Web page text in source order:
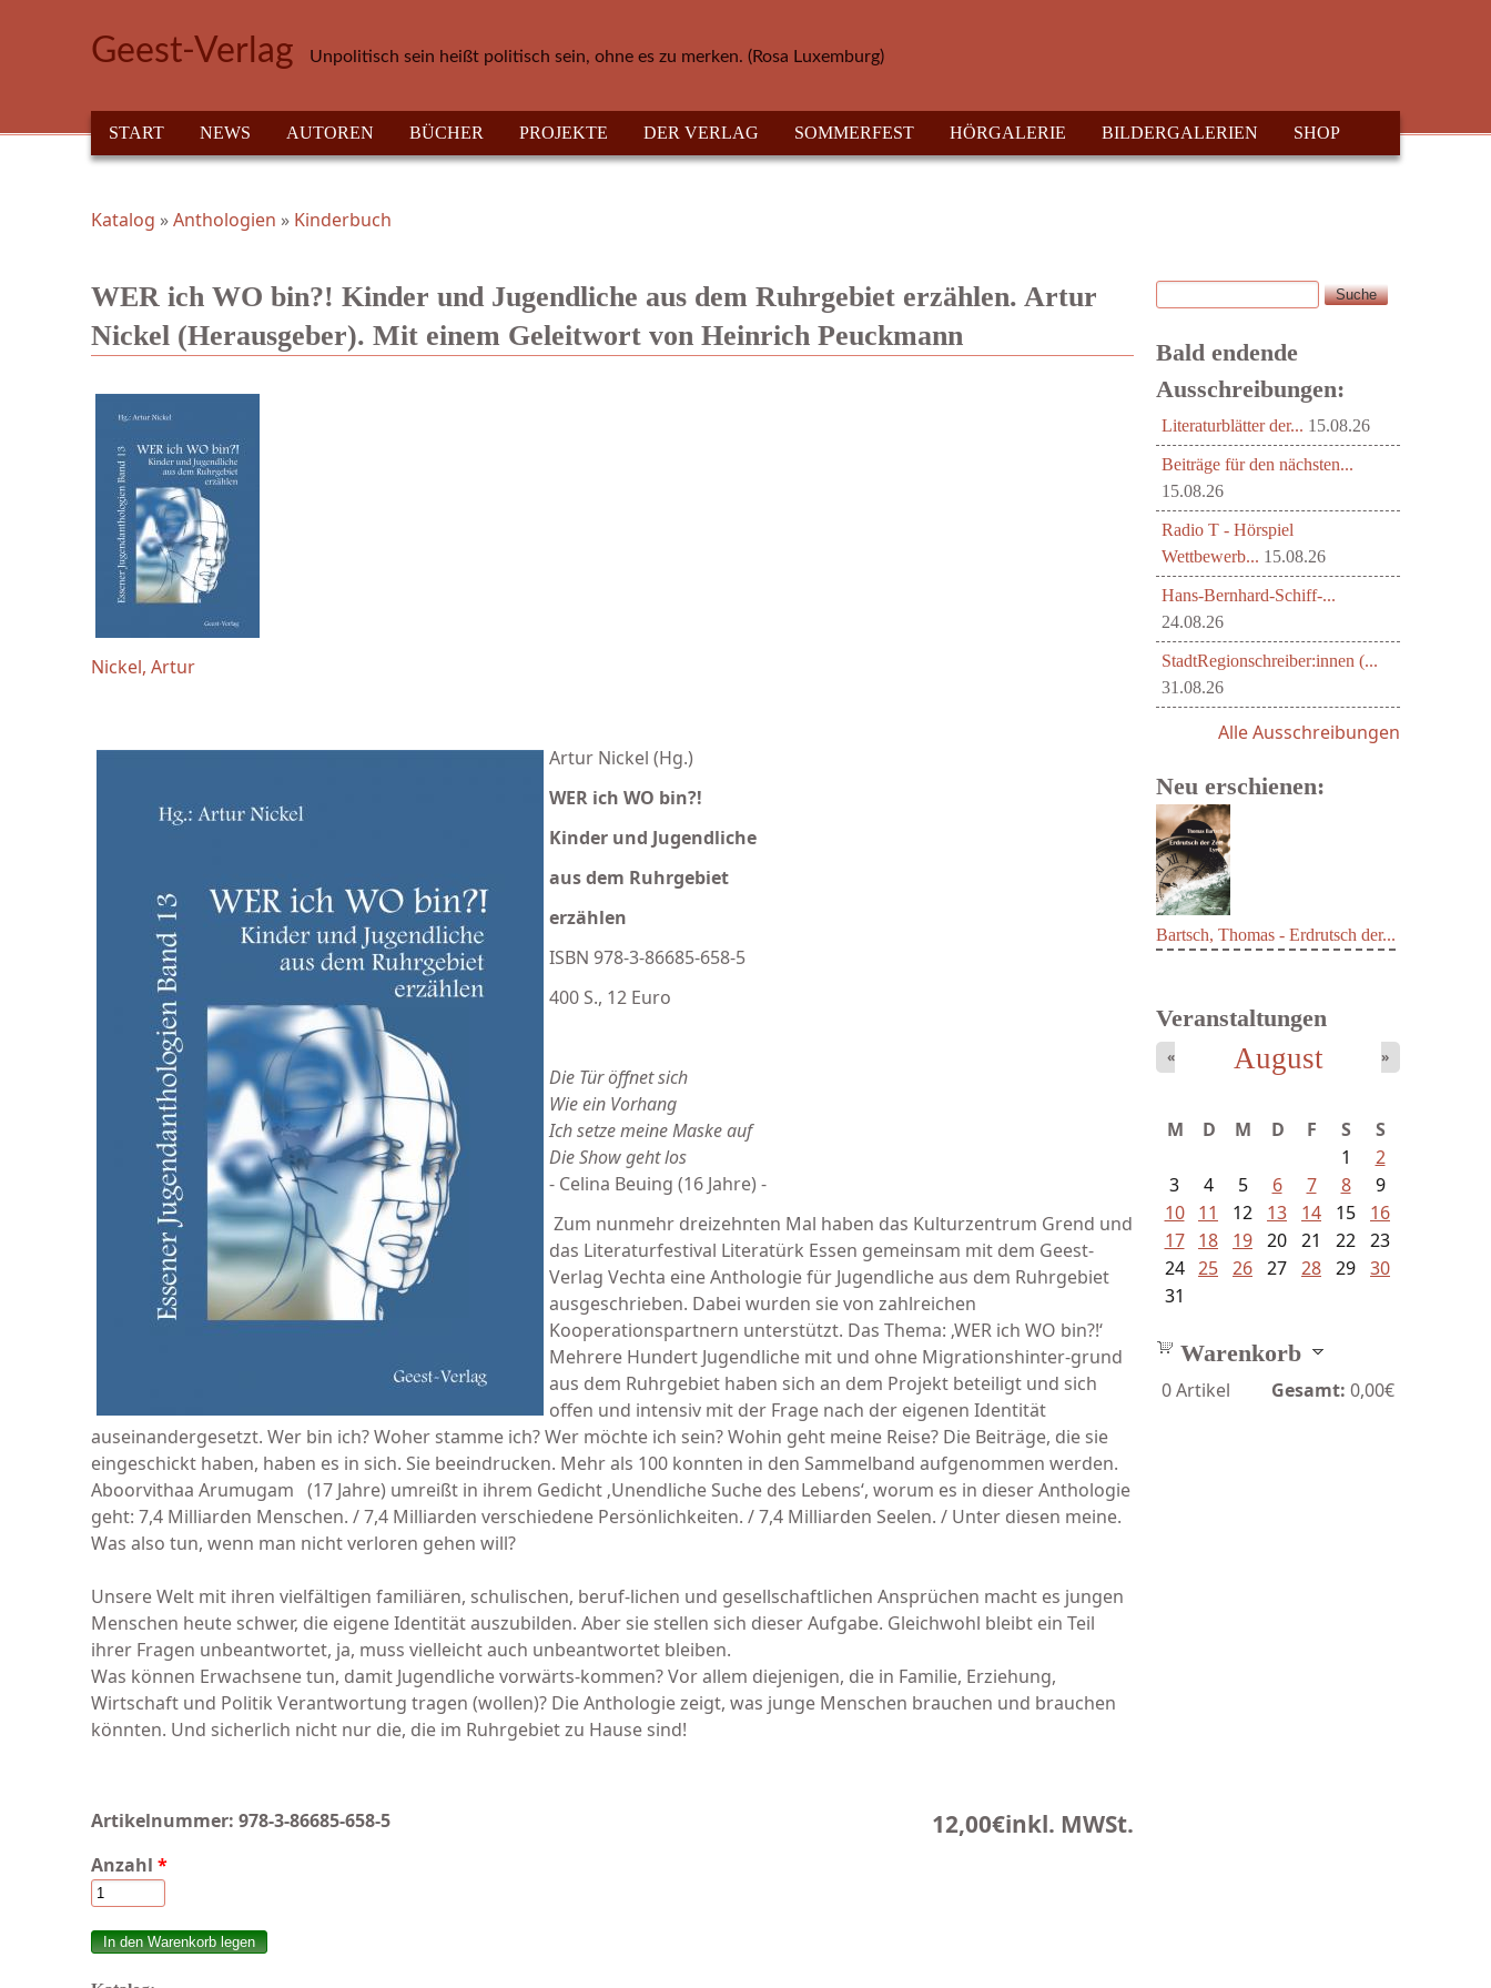
Geest-Verlag Unpolitisch sein heißt politisch sein, ohne es zu merken. (Rosa Luxemburg)
HAUPTMENÜ
START NEWS AUTOREN BÜCHER PROJEKTE DER VERLAG SOMMERFEST HÖRGALERIE BILDERGALERIEN SHOP
Sie sind hier
Katalog »Anthologien » Kinderbuch
WER ich WO bin?! Kinder und Jugendliche aus dem Ruhrgebiet erzählen. Artur
Nickel (Herausgeber). Mit einem Geleitwort von Heinrich Peuckmann
Nickel, Artur
Artur Nickel (Hg.)
WER ich WO bin?!
Kinder und Jugendliche
aus dem Ruhrgebiet
erzählen
ISBN 978-3-86685-658-5
400 S., 12 Euro
Die Tür öffnet sich
Wie ein Vorhang
Ich setze meine Maske auf
Die Show geht los
- Celina Beuing (16 Jahre) -
Zum nunmehr dreizehnten Mal haben das Kulturzen­trum Grend und
das Literaturfestival Literatürk Essen gemeinsam mit dem Geest-
Verlag Vechta eine Anthologie für Jugendliche aus dem Ruhrgebiet
ausgeschrieben. Dabei wurden sie von zahlreichen
Kooperationspartnern unterstützt. Das Thema: ‚WER ich WO bin?!‘
Mehrere Hundert Jugendliche mit und ohne Migrationshinter-grund
aus dem Ruhrgebiet haben sich an dem Projekt beteiligt und sich
offen und intensiv mit der Frage nach der eigenen Identität
auseinandergesetzt. Wer bin ich? Woher stamme ich? Wer möchte ich sein? Wohin geht meine Reise? Die Beiträge, die sie
eingeschickt haben, haben es in sich. Sie beeindrucken. Mehr als 100 konnten in den Sammelband aufgenommen werden.
Aboorvithaa Arumugam (17 Jahre) umreißt in ihrem Gedicht ‚Unendliche Suche des Lebens‘, worum es in dieser Anthologie
geht: 7,4 Milliarden Menschen. / 7,4 Milliarden verschiedene Persönlichkeiten. / 7,4 Milliarden Seelen. / Unter diesen meine.
Was also tun, wenn man nicht verloren gehen will?
Unsere Welt mit ihren vielfältigen familiären, schulischen, beruf-lichen und gesellschaftlichen Ansprüchen macht es jungen
Menschen heute schwer, die eigene Identität auszubilden. Aber sie stellen sich dieser Aufgabe. Gleichwohl bleibt ein Teil
ihrer Fragen unbeantwortet, ja, muss vielleicht auch unbeantwortet bleiben.
Was können Erwachsene tun, damit Jugendliche vorwärts-kom­­men? Vor allem diejenigen, die in Familie, Erziehung,
Wirtschaft und Politik Verantwortung tragen (wollen)? Die Anthologie zeigt, was junge Menschen brauchen und brauchen
könnten. Und sicherlich nicht nur die, die im Ruhrgebiet zu Hause sind!
Artikelnummer: 978-3-86685-658-5 12,00€inkl. MWSt.
Anzahl *
Suchformular
Suche
Bald endende
Ausschreibungen:
Literaturblätter der... 15.08.26
Beiträge für den nächsten...
15.08.26
Radio T - Hörspiel
Wettbewerb... 15.08.26
Hans-Bernhard-Schiff-...
24.08.26
StadtRegionschreiber:innen (...
31.08.26
Alle Ausschreibungen
Neu erschienen:
Bartsch, Thomas - Erdrutsch der...
Veranstaltungen
August
« »
M D M D F S
S
1
2
3
4 5 6 7 8
9
10
11 12 13 14 15
16
17
18 19 20 21 22 23
24 25 26 27 28 29 30
31
Warenkorb
0Artikel Gesamt: 0,00€